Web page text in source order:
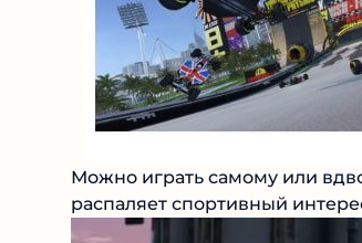
Можно играть самому или
разнообразие распаляет
кроется подвох.